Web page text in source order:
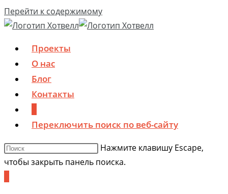
Перейти к содержимому
Проекты
О нас
Блог
Контакты
Переключить поиск по веб-сайту
Нажмите клавишу Escape,
чтобы закрыть панель поиска.